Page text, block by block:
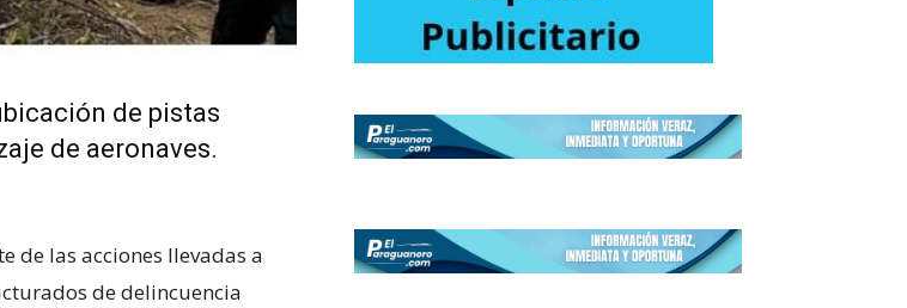
de pistas
de aeronaves.
de las acciones llevadas a
de delincuencia